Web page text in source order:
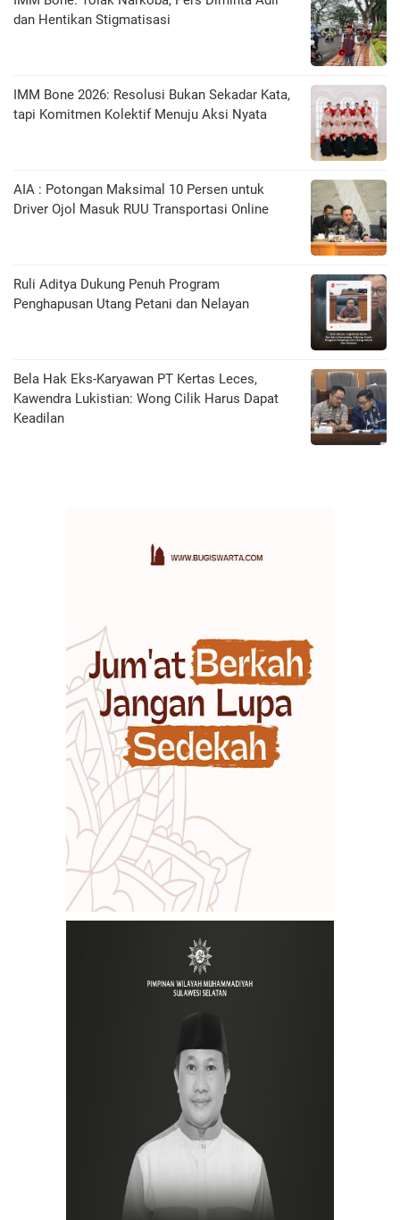
dan Hentikan Stigmatisasi
IMM Bone 2026: Resolusi Bukan Sekadar Kata,
tapi Komitmen Kolektif Menuju Aksi Nyata
AIA : Potongan Maksimal 10 Persen untuk
Driver Ojol Masuk RUU Transportasi Online
Ruli Aditya Dukung Penuh Program
Penghapusan Utang Petani dan Nelayan
Bela Hak Eks-Karyawan PT Kertas Leces,
Kawendra Lukistian: Wong Cilik Harus Dapat
Keadilan